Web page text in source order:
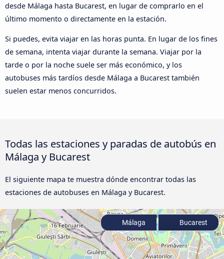
desde Málaga hasta Bucarest, en lugar de comprarlo en el
último momento o directamente en la estación.
Si puedes, evita viajar en las horas punta. En lugar de los fines
de semana, intenta viajar durante la semana. Viajar por la
tarde o por la noche suele ser más económico, y los
autobuses más tardíos desde Málaga a Bucarest también
suelen estar menos concurridos.
Todas las estaciones y paradas de autobús en
Málaga y Bucarest
El siguiente mapa te muestra dónde encontrar todas las
estaciones de autobuses en Málaga y Bucarest.
Málaga Bucarest